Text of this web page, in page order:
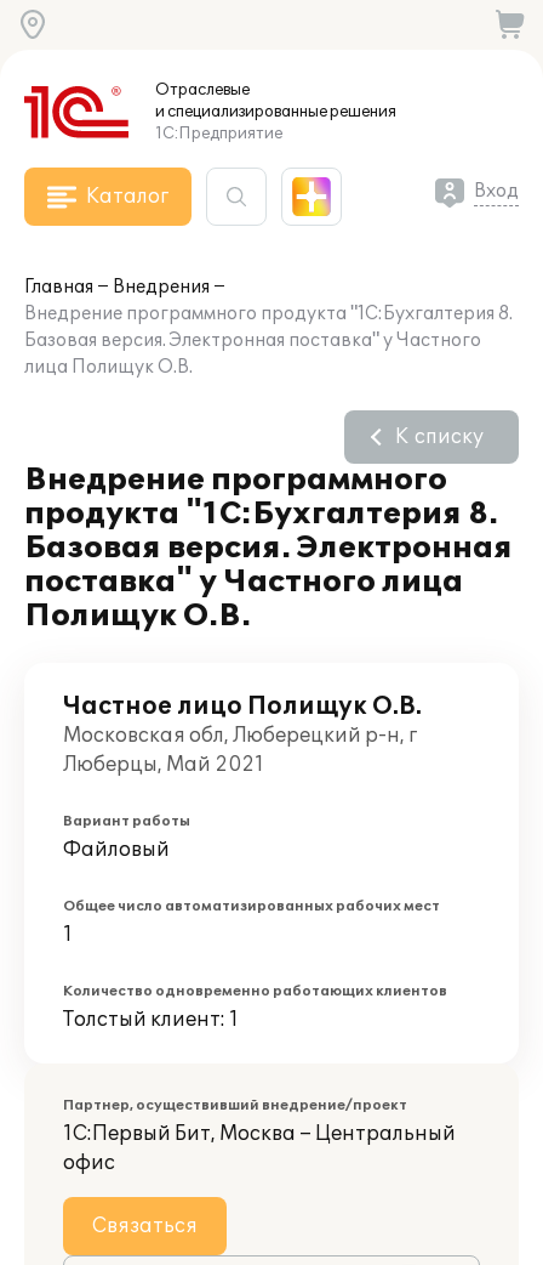
Отраслевые
и специализированныерешения
1С:Предприятие
Каталог Вход
Главная
Внедрения
Внедрение программного продукта "1С:Бухгалтерия 8.
Базовая версия. Электронная поставка" у Частного
лица Полищук О.В.
Внедрение программного
продукта "1С:Бухгалтерия 8.
Базовая версия. Электронная
поставка" у Частного лица
Полищук О.В.
К списку
Частное лицо Полищук О.В.
Московская обл, Люберецкий р-н, г
Люберцы, Май 2021
Вариант работы
Файловый
Общее число автоматизированных рабочих мест
1
Количество одновременно работающих клиентов
Толстый клиент: 1
Партнер, осуществивший внедрение/проект
1С:Первый Бит, Москва – Центральный
офис
Связаться